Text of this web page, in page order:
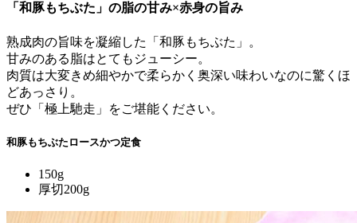
「和豚もちぶた」の脂の甘み×赤身の旨み
熟成肉の旨味を凝縮した「和豚もちぶた」。
甘みのある脂はとてもジューシー。
肉質は大変きめ細やかで柔らかく 奥深い味わいなのに驚くほ
どあっさり。
ぜひ「極上馳走」をご堪能ください。
和豚もちぶたロースかつ定食
150g
厚切200g